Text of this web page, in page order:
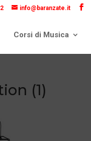
info@baranzate.it
Corsi di Musica
(1)